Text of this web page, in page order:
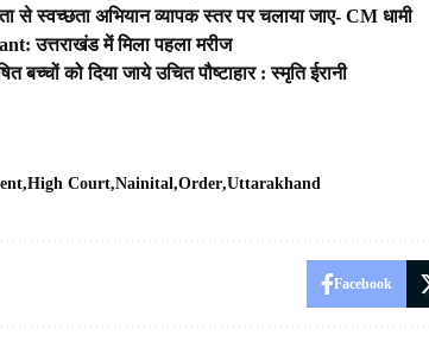
से स्वच्छता अभियान व्यापक स्तर पर चलाया जाए- CM धामी
उत्तराखंड में मिला पहला मरीज
बच्चों को दिया जाये उचित पौष्टाहार : स्मृति ईरानी
High Court Nainital Order Uttarakhand
Facebook